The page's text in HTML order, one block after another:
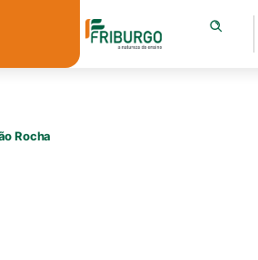
Rocha